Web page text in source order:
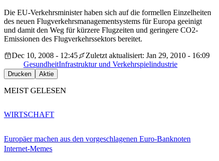
Die EU-Verkehrsminister haben sich auf die formellen Einzelheiten
des neuen Flugverkehrsmanagementsystems für Europa geeinigt
und damit den Weg für kürzere Flugzeiten und geringere CO2-
Emissionen des Flugverkehrssektors bereitet.
Dec 10, 2008 - 12:45
Zuletzt aktualisiert: Jan 29, 2010 - 16:09
GesundheitInfrastruktur und Verkehrspielindustrie
Drucken Aktie
MEIST GELESEN
Europäer machen aus den vorgeschlagenen Euro-Banknoten
Internet-Memes
WIRTSCHAFT